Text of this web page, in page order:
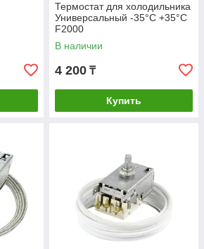
Термостат для холодильника
Универсальный -35°С +35°С
F2000
В наличии
4 200 ₸
Купить